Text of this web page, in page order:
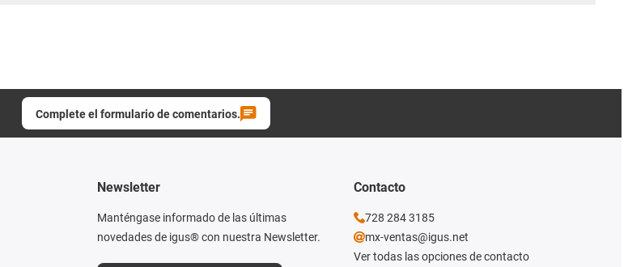
Complete el formulario de comentarios.
Newsletter
Manténgase informado de las últimas
novedades de igus® con nuestra Newsletter.
Contacto
728 284 3185
mx-ventas@igus.net
Ver todas las opciones de contacto